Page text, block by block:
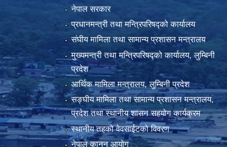
नेपाल सरकार
प्रधानमन्त्री तथा मन्त्रिपरिषद्को कार्यालय
संघीय मामिला तथा सामान्य प्रशासन मन्त्रालय
मुख्यमन्त्री तथा मन्त्रिपरिषद्को कार्यालय, लुम्बिनी
प्रदेश
आर्थिक मामिला मन्त्रालय, लुम्बिनी प्रदेश
सङ्घीय मामिला तथा सामान्य प्रशासन मन्त्रालय,
प्रदेश तथा स्थानीय शासन सहयोग कार्यक्रम
स्थानीय तहको वेवसाईटको विवरण
नेपाल कानुन आयोग